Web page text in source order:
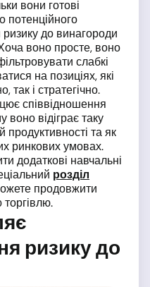
вони готові
потенційного
до винагороди
воно просте, воно
слабкі
на позиціях, які
так і стратегічно.
співвідношення
воно відіграє таку
продуктивності та як
ринкових умовах.
додаткові навчальні
розділ
продовжити
ризику до